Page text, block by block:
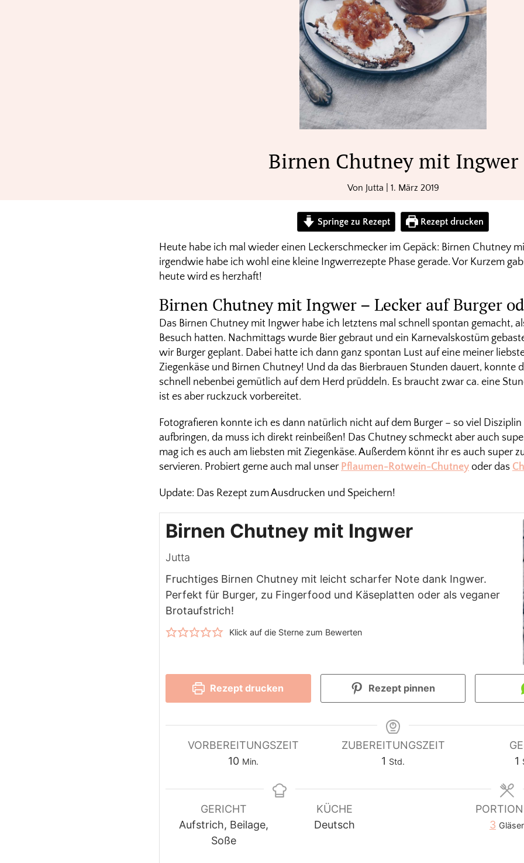
Birnen Chutney mit Ingwer
Von Jutta 1. März 2019
Springe zu Rezept Rezept drucken
Heute habe ich mal wieder einen Leckerschmecker im Gepäck: Birnen Chutney
irgendwie habe ich wohl eine kleine Ingwerrezepte Phase gerade. Vor Kurzem
heute wird es herzhaft!
Birnen Chutney mit Ingwer – Lecker auf Burger
Das Birnen Chutney mit Ingwer habe ich letztens mal schnell spontan gemacht,
Besuch hatten. Nachmittags wurde Bier gebraut und ein Karnevalskostüm
wir Burger geplant. Dabei hatte ich dann ganz spontan Lust auf eine meiner
Ziegenkäse und Birnen Chutney! Und da das Bierbrauen Stunden dauert, konnte
schnell nebenbei gemütlich auf dem Herd prüddeln. Es braucht zwar ca. eine
ist es aber ruckzuck vorbereitet.
Fotografieren konnte ich es dann natürlich nicht auf dem Burger – so viel
aufbringen, da muss ich direkt reinbeißen! Das Chutney schmeckt aber auch
mag ich es auch am liebsten mit Ziegenkäse. Außerdem könnt ihr es auch super
servieren. Probiert gerne auch mal unser Pflaumen-Rotwein-Chutney oder das
Update: Das Rezept zum Ausdrucken und Speichern!
Birnen Chutney mit Ingwer
Jutta
Fruchtiges Birnen Chutney mit leicht scharfer Note dank Ingwer.
Perfekt für Burger, zu Fingerfood und Käseplatten oder als veganer
Brotaufstrich!
Klick auf die Sterne zum Bewerten
Rezept drucken Rezept pinnen
VORBEREITUNGSZEIT
10Minuten
Min.
ZUBEREITUNGSZEIT
1 Stunde
Std.
1
GERICHT
Aufstrich, Beilage,
Soße
KÜCHE
Deutsch
3 Gläser